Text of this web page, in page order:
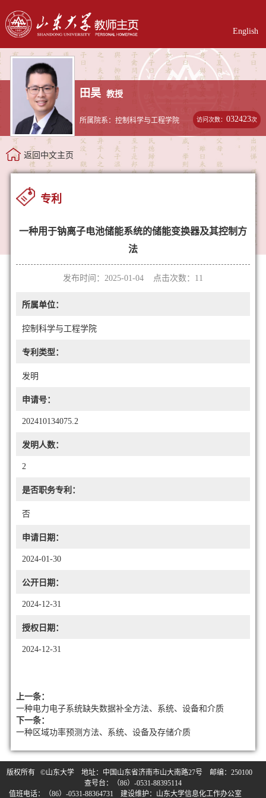
English
田昊 教授
所属院系：控制科学与工程学院 访问次数：032423次
返回中文主页
专利
一种用于钠离子电池储能系统的储能变换器及其控制方
法
发布时间：2025-01-04 点击次数： 11
所属单位：
控制科学与工程学院
专利类型：
发明
申请号：
202410134075.2
发明人数：
2
是否职务专利：
否
申请日期：
2024-01-30
公开日期：
2024-12-31
授权日期：
2024-12-31
上一条：
一种电力电子系统缺失数据补全方法、系统、设备和介质
下一条：
一种区域功率预测方法、系统、设备及存储介质
版权所有 ©山东大学 地址：中国山东省济南市山大南路27号 邮编：250100
查号台：（86）-0531-88395114
值班电话：（86）-0531-88364731 建设维护：山东大学信息化工作办公室